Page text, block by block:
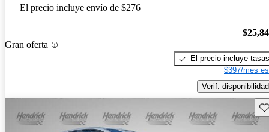
El precio incluye envío de $276
Gran oferta
El precio incluye tasas
$397/mes
Verif. disponibilidad